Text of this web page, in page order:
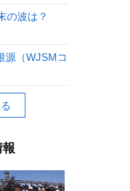
の波は？
源（WJSMコ